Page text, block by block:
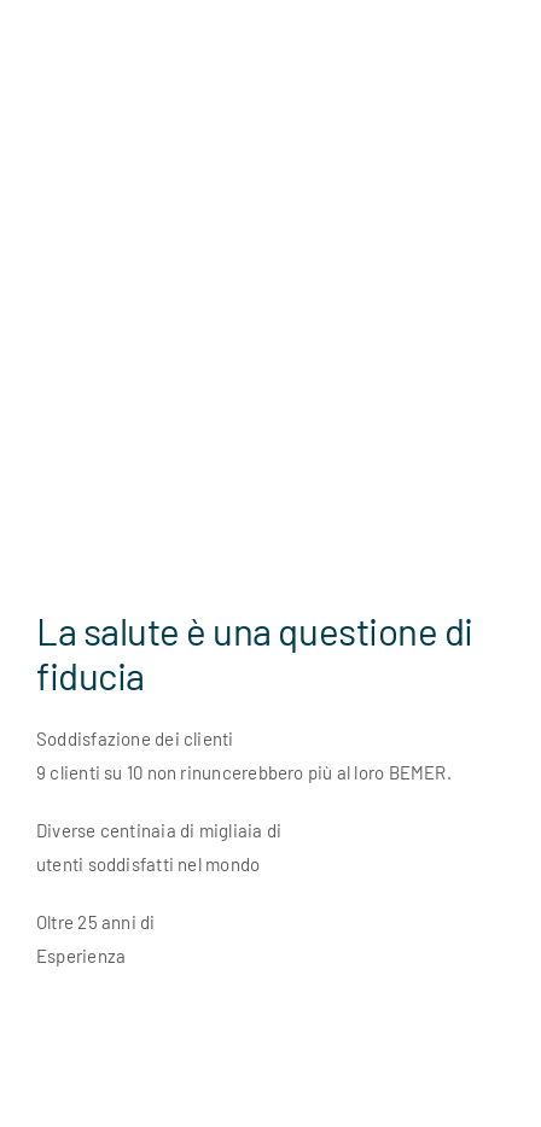
La salute è una questione di
fiducia
Soddisfazione dei clienti
9 clienti su 10 non rinuncerebbero più al loro BEMER.
Diverse centinaia di migliaia di
utenti soddisfatti nel mondo
Oltre 25 anni di
Esperienza